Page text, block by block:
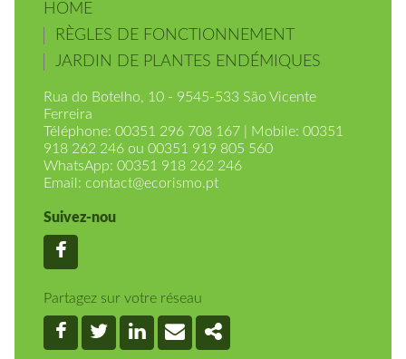
HOME
RÈGLES DE FONCTIONNEMENT
JARDIN DE PLANTES ENDÉMIQUES
Rua do Botelho, 10 - 9545-533 São Vicente
Ferreira
Téléphone: 00351 296 708 167 | Mobile: 00351
918 262 246 ou 00351 919 805 560
WhatsApp: 00351 918 262 246
Email: contact@ecorismo.pt
Suivez-nou
Partagez sur votre réseau
FacebookTwitterLinkedin
Email